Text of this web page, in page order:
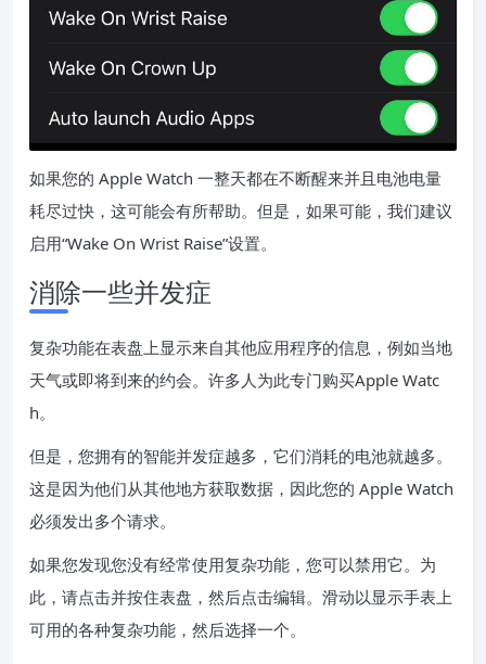
如果您的 Apple Watch 一整天都在不断醒来并且电池电量
耗尽过快，这可能会有所帮助。但是，如果可能，我们建议
启用“Wake On Wrist Raise”设置。
消除一些并发症
复杂功能在表盘上显示来自其他应用程序的信息，例如当地
天气或即将到来的约会。许多人为此专门购买Apple Watc
h。
但是，您拥有的智能并发症越多，它们消耗的电池就越多。
这是因为他们从其他地方获取数据，因此您的 Apple Watch
必须发出多个请求。
如果您发现您没有经常使用复杂功能，您可以禁用它。为
此，请点击并按住表盘，然后点击编辑。滑动以显示手表上
可用的各种复杂功能，然后选择一个。